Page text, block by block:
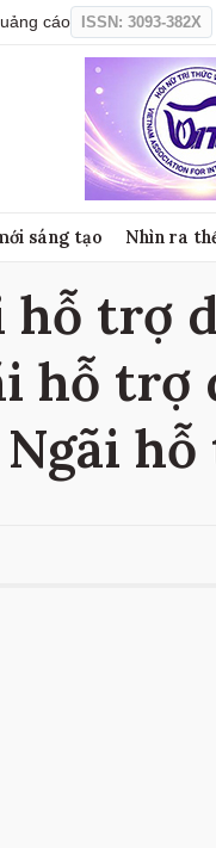
cáo ISSN: 3093-382X
sáng tạo Nhìn ra
hỗ trợ
hỗ
Ngãi